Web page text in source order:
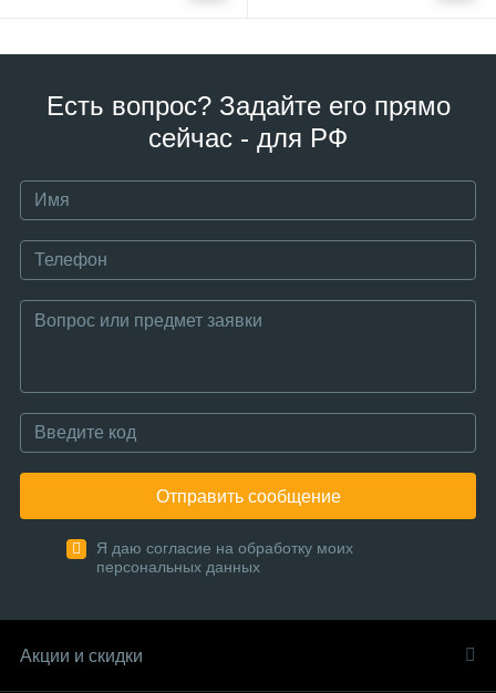
Есть вопрос? Задайте его прямо
сейчас - для РФ
Отправить сообщение
Я даю согласие на обработку моих
персональных данных
Акции и скидки